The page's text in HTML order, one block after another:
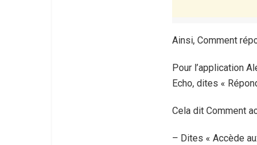
Ainsi, Comment
Pour l’application
Echo, dites «
Cela dit Comment
– Dites « Accède